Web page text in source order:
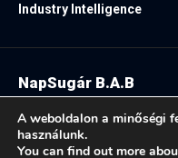
Industry Intelligence
NapSugár B.A.B
A weboldalon a minőségi
használunk.
You can find out more